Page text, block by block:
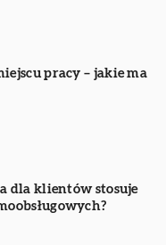
pracy – jakie ma
dla klientów stosuje